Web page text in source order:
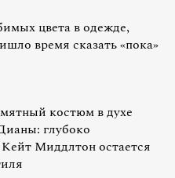
цвета в одежде,
время сказать «пока»
костюм в духе
глубоко
Миддлтон остается